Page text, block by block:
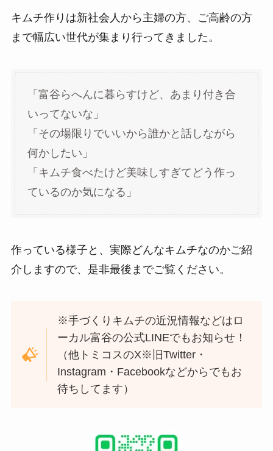
キムチ作りは新社会人から主婦の方、ご高齢の方
まで幅広い世代が集まり行ってきました。
「富谷らへんに暮らすけど、あまり付き合
いってないな」
「その場限りでいいから誰かと話しながら
何かしたい」
「キムチ食べたけど美味しすぎてどう作っ
ているのか気になる」
作っている様子と、実際どんなキムチなのかご紹
介しますので、是非最後までご覧ください。
※手づくりキムチの近況情報などはロ
ーカル富谷の公式LINEでもお知らせ！
（他トミコスのX※旧Twitter・
Instagram・Facebookなどからでもお
待ちしてます）